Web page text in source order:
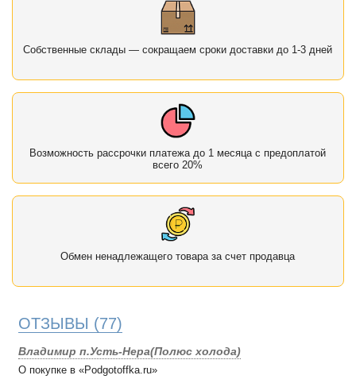
Собственные склады — сокращаем сроки доставки до 1-3 дней
Возможность рассрочки платежа до 1 месяца с предоплатой
всего 20%
Обмен ненадлежащего товара за счет продавца
ОТЗЫВЫ (77)
Владимир п.Усть-Нера(Полюс холода)
О покупке в «Podgotoffka.ru»